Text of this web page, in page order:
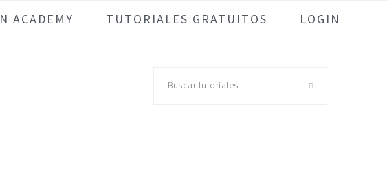
ACADEMY TUTORIALES GRATUITOS LOGIN